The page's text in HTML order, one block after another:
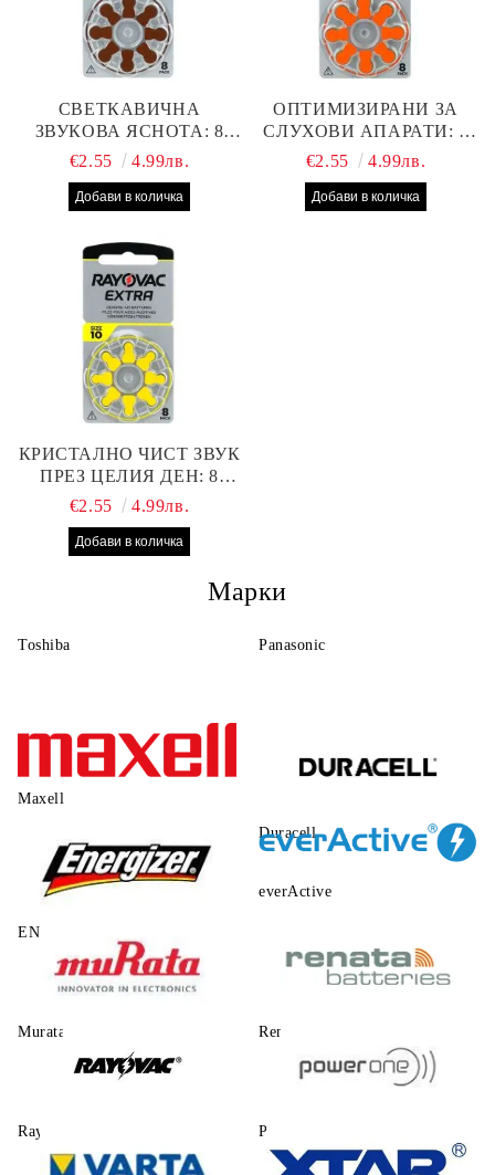
СВЕТКАВИЧНА
ЗВУКОВА ЯСНОТА: 8
БРОЯ RAYOVAC EXTRA
СЛУХОВ АПАРАТ С
€2.55 4.99лв.
ОПТИМИЗИРАНИ ЗА
СЛУХОВИ АПАРАТИ: 8
БРОЯ RAYOVAC EXTRA
ПРОИЗВОДИТЕЛНОСТ
€2.55 4.99лв.
КРИСТАЛНО ЧИСТ ЗВУК
ПРЕЗ ЦЕЛИЯ ДЕН: 8
БРОЯ RAYOVAC EXTRA
АПАРАТ
€2.55 4.99лв.
Марки
Toshiba Panasonic
Maxell
Duracell
ENERGIZER
everActive
Murata Renata
Rayovac Power One